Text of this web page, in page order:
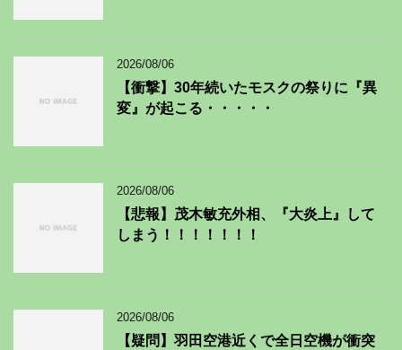
2026/08/06
【衝撃】30年続いたモスクの祭りに『異
変』が起こる・・・・・
2026/08/06
【悲報】茂木敏充外相、『大炎上』して
しまう！！！！！！！
2026/08/06
【疑問】羽田空港近くで全日空機が衝突